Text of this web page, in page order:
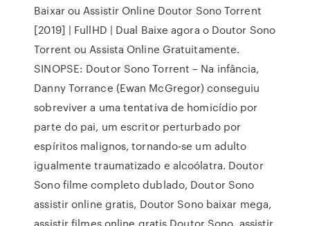
Baixar ou Assistir Online Doutor Sono Torrent
[2019] | FullHD | Dual Baixe agora o Doutor Sono
Torrent ou Assista Online Gratuitamente.
SINOPSE: Doutor Sono Torrent – Na infância,
Danny Torrance (Ewan McGregor) conseguiu
sobreviver a uma tentativa de homicídio por
parte do pai, um escritor perturbado por
espíritos malignos, tornando-se um adulto
igualmente traumatizado e alcoólatra. Doutor
Sono filme completo dublado, Doutor Sono
assistir online gratis, Doutor Sono baixar mega,
assistir filmes online gratis Doutor Sono, assistir